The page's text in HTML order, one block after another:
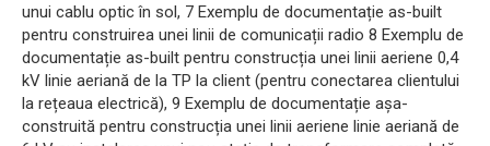
unui cablu optic în sol, 7 Exemplu de documentație as-built
pentru construirea unei linii de comunicații radio 8 Exemplu de
documentație as-built pentru construcția unei linii aeriene 0,4
kV linie aeriană de la TP la client (pentru conectarea clientului
la rețeaua electrică), 9 Exemplu de documentație așa-
construită pentru construcția unei linii aeriene linie aeriană de